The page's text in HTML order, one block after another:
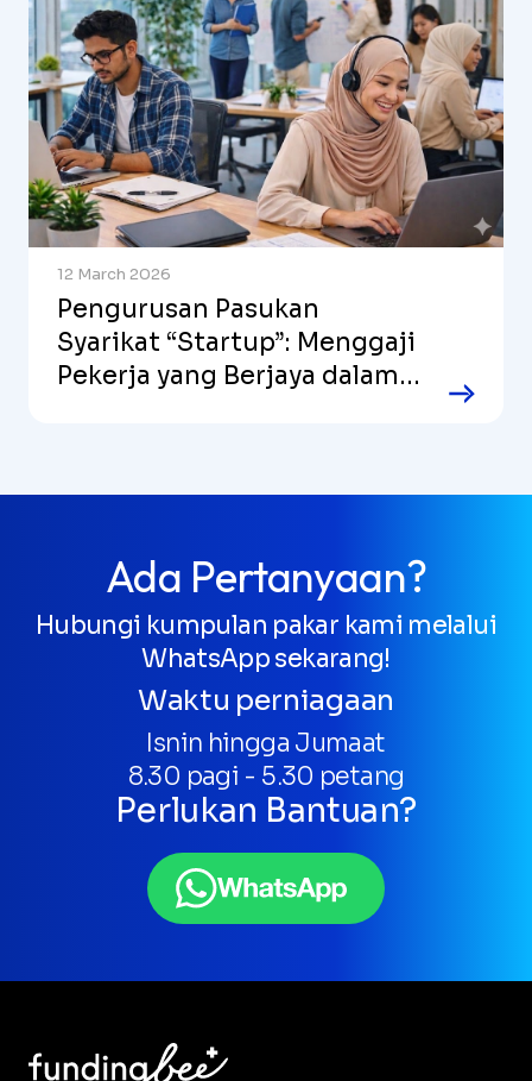
12 March 2026
Pengurusan Pasukan
Syarikat “Startup”: Menggaji
Pekerja yang Berjaya dalam
Ada Pertanyaan?
Hubungi kumpulan pakar kami melalui
WhatsApp sekarang!
Waktu perniagaan
Isnin hingga Jumaat
8.30 pagi - 5.30 petang
Perlukan Bantuan?